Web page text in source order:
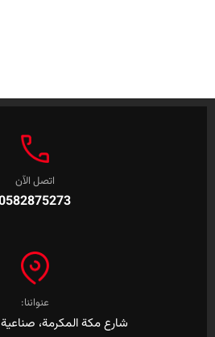
اتصل الآن
عنواننا:
شارع مكة المكرمة، صناعية